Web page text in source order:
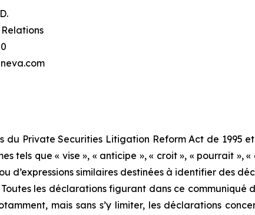
Private Securities Litigation Reform Act de 1995
que « vise », « anticipe », « croit », « pourrait », «
d’expressions similaires destinées à identifier des
les déclarations figurant dans ce communiqué
mais sans s’y limiter, les déclarations